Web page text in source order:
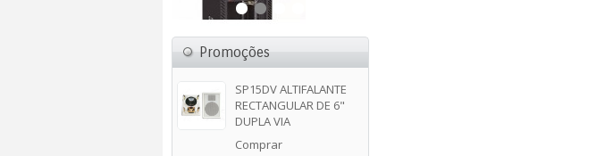
Promoções
SP15DV ALTIFALANTE
RECTANGULAR DE 6"
DUPLA VIA
Comprar